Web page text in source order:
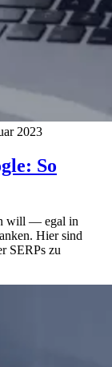
2023
So
will — egal in
Hier sind
SERPs zu